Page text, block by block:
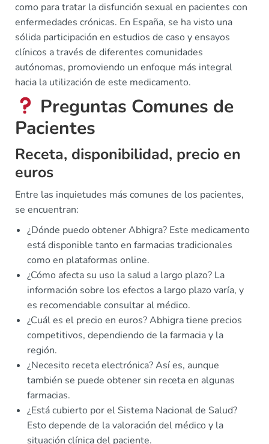
como para tratar la disfunción sexual en pacientes con
enfermedades crónicas. En España, se ha visto una
sólida participación en estudios de caso y ensayos
clínicos a través de diferentes comunidades
autónomas, promoviendo un enfoque más integral
hacia la utilización de este medicamento.
Preguntas Comunes de
Pacientes
Receta, disponibilidad, precio en
euros
Entre las inquietudes más comunes de los pacientes,
se encuentran:
¿Dónde puedo obtener Abhigra? Este medicamento
está disponible tanto en farmacias tradicionales
como en plataformas online.
¿Cómo afecta su uso la salud a largo plazo? La
información sobre los efectos a largo plazo varía, y
es recomendable consultar al médico.
¿Cuál es el precio en euros? Abhigra tiene precios
competitivos, dependiendo de la farmacia y la
región.
¿Necesito receta electrónica? Así es, aunque
también se puede obtener sin receta en algunas
farmacias.
¿Está cubierto por el Sistema Nacional de Salud?
Esto depende de la valoración del médico y la
situación clínica del paciente.